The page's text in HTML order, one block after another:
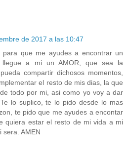
de 2017 a las 10:47
para que me ayudes a encontrar un
llegue a mi un AMOR, que sea la
compartir dichosos momentos,
el resto de mis dias, la que
todo por mi, asi como yo voy a dar
lo suplico, te lo pido desde lo mas
te pido que me ayudes a encontar
quiera estar el resto de mi vida a mi
sera. AMEN